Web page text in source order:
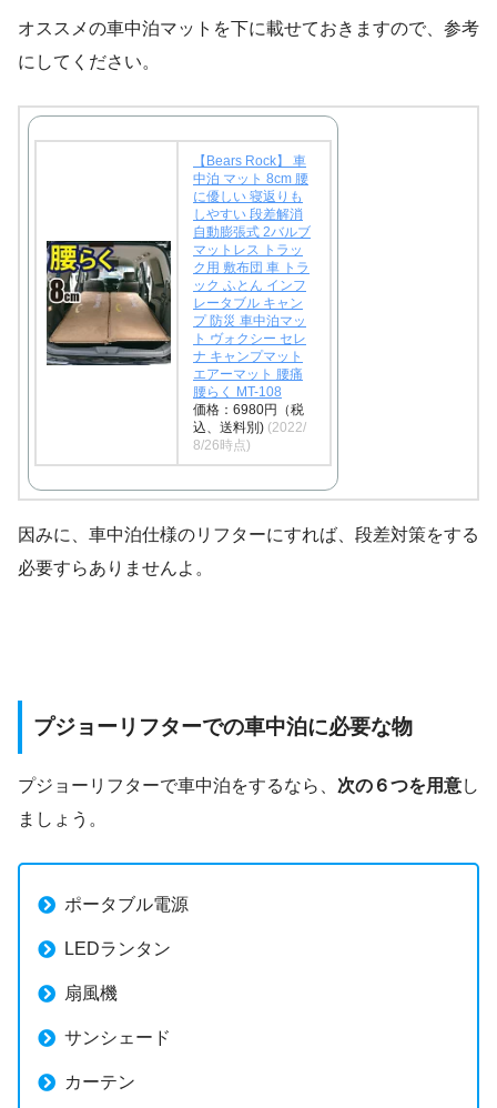
オススメの車中泊マットを下に載せておきますので、参考
にしてください。
【Bears Rock】 車
中泊 マット 8cm 腰
に優しい 寝返りも
しやすい 段差解消
自動膨張式 2バルブ
マットレス トラッ
ク用 敷布団 車 トラ
ック ふとん インフ
レータブル キャン
プ 防災 車中泊マッ
ト ヴォクシー セレ
ナ キャンプマット
エアーマット 腰痛
腰らく MT-108
価格：6980円（税
込、送料別) (2022/
8/26時点)
因みに、車中泊仕様のリフターにすれば、段差対策をする
必要すらありませんよ。
プジョーリフターでの車中泊に必要な物
プジョーリフターで車中泊をするなら、 次の６つを用意し
ましょう。
ポータブル電源
LEDランタン
扇風機
サンシェード
カーテン